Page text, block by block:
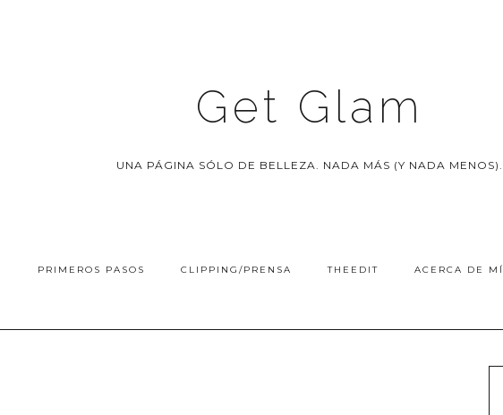
Get Glam
UNA PÁGINA SÓLO DE BELLEZA. NADA MÁS (Y NADA MENOS).
PRIMEROS PASOS CLIPPING/PRENSA THEEDIT ACERCA DE MÍ